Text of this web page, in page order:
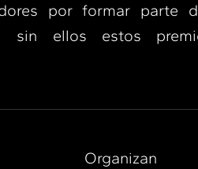
por formar parte
sin ellos estos
Organizan